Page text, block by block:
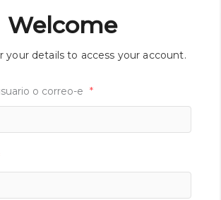
Welcome
your details to access your account.
o correo-e *